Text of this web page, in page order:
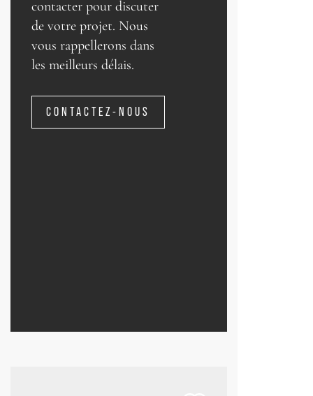
contacter pour discuter
de votre projet. Nous
vous rappellerons dans
les meilleurs délais.
CONTACTEZ-NOUS